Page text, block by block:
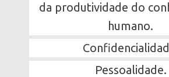
da produtividade do
humano.
Pessoalidade.